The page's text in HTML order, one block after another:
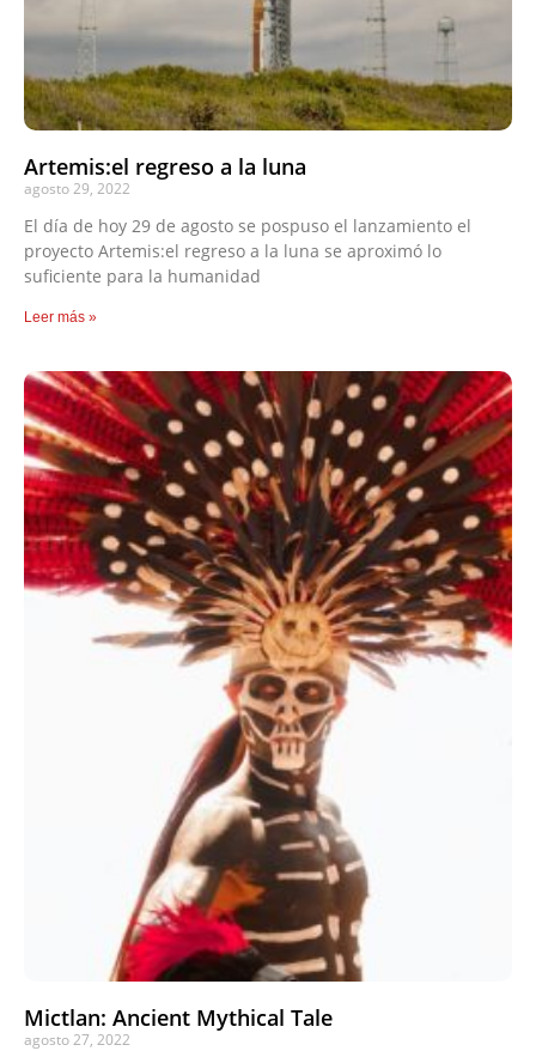
Artemis:el regreso a la luna
agosto 29, 2022
El día de hoy 29 de agosto se pospuso el lanzamiento el
proyecto Artemis:el regreso a la luna se aproximó lo
suficiente para la humanidad
Leer más »
Mictlan: Ancient Mythical Tale
agosto 27, 2022